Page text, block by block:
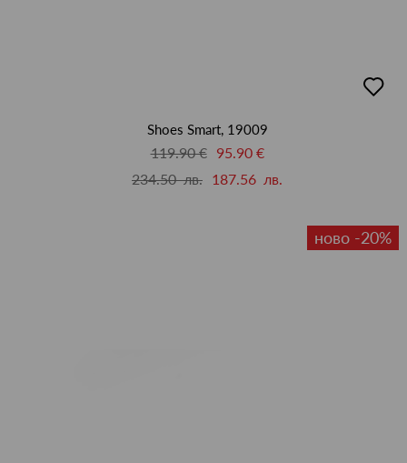
в
Shoes Smart, 19009
119.90 €
95.90 €
234.50 лв. 187.56 лв.
ново -20%